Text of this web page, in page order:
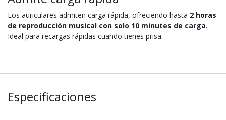
Los auriculares admiten carga rápida, ofreciendo hasta 2 horas
de reproducción musical con solo 10 minutes de carga.
Ideal para recargas rápidas cuando tienes prisa.
Especificaciones